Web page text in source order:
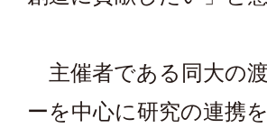
主催者である同大の
ーを中心に研究の連携